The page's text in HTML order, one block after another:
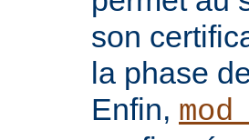
son
la phase
Enfin,